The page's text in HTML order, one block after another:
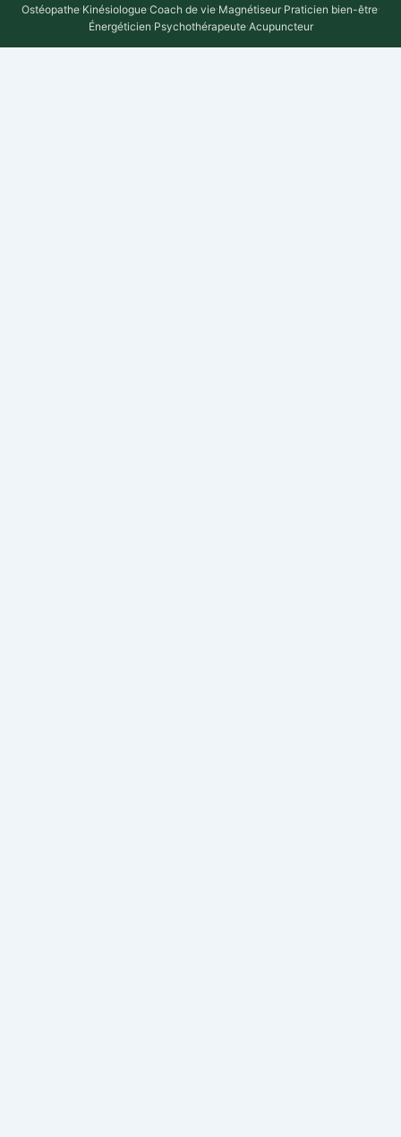
Ostéopathe·Kinésiologue·Coach de vie·Magnétiseur·Praticien bien-être·
Énergéticien·Psychothérapeute·Acupuncteur